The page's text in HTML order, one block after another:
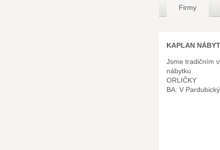
Firmy
KAPLAN
Jsme tradičním
nábytku
ORLIČKY
BA: V Pardubický